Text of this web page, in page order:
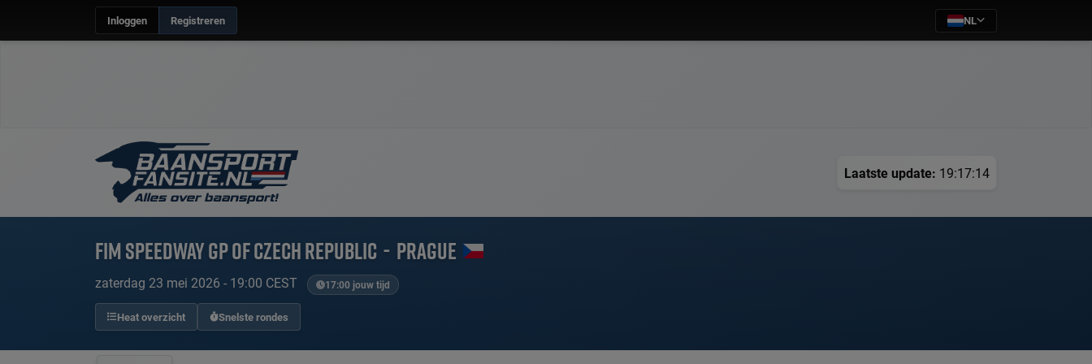
Inloggen Registreren NL
Laatste update: 19:17:14
FIM Speedway GP of Czech Republic - Prague
zaterdag 23 mei 2026 - 19:00 CEST 17:00 jouw tijd
Heat overzicht Snelste rondes